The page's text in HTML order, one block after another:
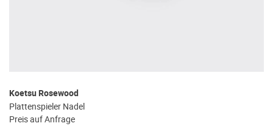
Koetsu Rosewood
Plattenspieler Nadel
Preis auf Anfrage